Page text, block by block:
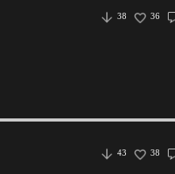
36
38
38
43